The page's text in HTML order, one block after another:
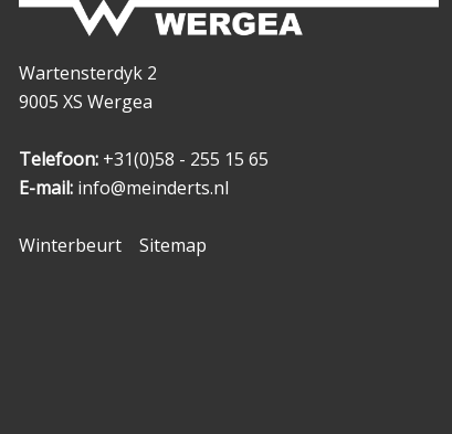
Wartensterdyk 2
9005 XS Wergea
Telefoon: +31(0)58 - 255 15 65
E-mail: info@meinderts.nl
Winterbeurt Sitemap